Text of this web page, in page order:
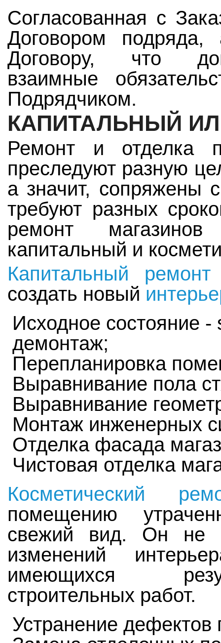
Согласованная с
Договором подряда,
Договору, что
взаимные
Подрядчиком.
КАПИТАЛЬНЫЙ
Ремонт и отделка
преследуют разную
а значит, сопряжены
требуют разных
ремонт
капитальный и
Капитальный ремонт
создать новый
Исходное состояние
демонтаж;
Перепланировка
Выравнивание пола
Выравнивание
Монтаж инженерных
Отделка фасада
Чистовая отделка
Косметический
помещению
свежий вид. Он не
изменений
имеющихся
строительных работ.
Устранение дефектов